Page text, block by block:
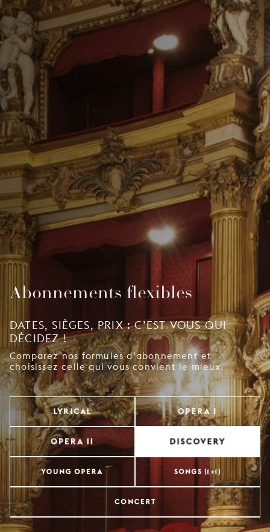
Abonnements flexibles
DATES, SIÈGES, PRIX : C’EST VOUS QUI
DÉCIDEZ !
Comparez nos formules d’abonnement et
choisissez celle qui vous convient le mieux.
LYRICAL OPERA I
OPERA II DISCOVERY
YOUNG OPERA SONGS (1+1)
CONCERT